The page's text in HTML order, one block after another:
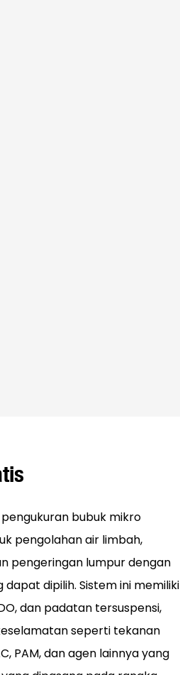
bubuk mikro
pengolahan air limbah,
pengeringan lumpur dengan
dipilih. Sistem ini memiliki
dan padatan tersuspensi,
seperti tekanan
PAM, dan agen lainnya yang